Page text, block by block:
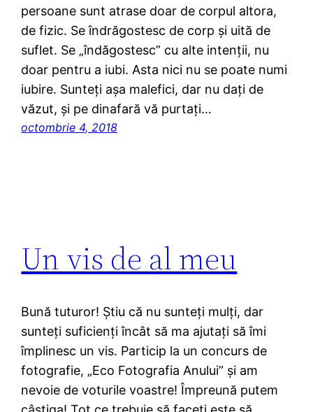
persoane sunt atrase doar de corpul altora,
de fizic. Se îndrăgostesc de corp și uită de
suflet. Se „îndăgostesc” cu alte intenții, nu
doar pentru a iubi. Asta nici nu se poate numi
iubire. Sunteți așa malefici, dar nu dați de
văzut, și pe dinafară vă purtați…
octombrie 4, 2018
Un vis de al meu
Bună tuturor! Ştiu că nu sunteți mulți, dar
sunteți suficienți încât să ma ajutați să îmi
împlinesc un vis. Particip la un concurs de
fotografie, „Eco Fotografia Anului” şi am
nevoie de voturile voastre! Împreună putem